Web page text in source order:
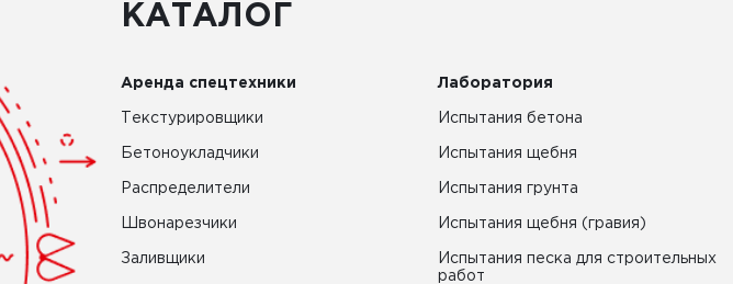
КАТАЛОГ
Аренда спецтехники
Текстурировщики
Бетоноукладчики
Распределители
Швонарезчики
Заливщики
Лаборатория
Испытания бетона
Испытания щебня
Испытания грунта
Испытания щебня (гравия)
Испытания песка для строительных
работ